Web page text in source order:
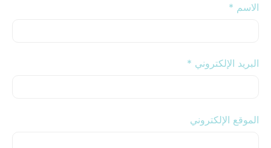
الاسم *
البريد الإلكتروني *
الموقع الإلكتروني